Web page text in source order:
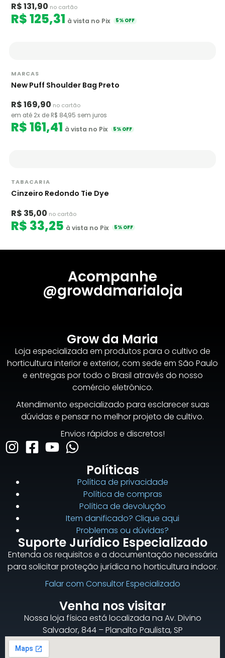
R$ 131,90 no cartão
R$ 125,31 à vista no Pix 5% OFF
MARCAS
New Puff Shoulder Bag Preto
R$ 169,90 no cartão
em até 2x de R$ 84,95 sem juros
R$ 161,41 à vista no Pix 5% OFF
TABACARIA
Cinzeiro Redondo Tie Dye
R$ 35,00 no cartão
R$ 33,25 à vista no Pix 5% OFF
Acompanhe
@growdamarialoja
Grow da Maria
Loja especializada em produtos para o cultivo de
horticultura interior e exterior, com sede em São Paulo
e entregas por todo o Brasil através do nosso
comércio eletrônico.
Atendimento especializado para esclarecer suas
dúvidas e pensar no melhor projeto de cultivo.
Envios rápidos e discretos!
Políticas
Política de privacidade
Política de compras
Política de devolução
Item danificado? Clique aqui
Problemas ou dúvidas?
Suporte Jurídico Especializado
Entenda os requisitos e a documentação necessária
para solicitar proteção jurídica no horticultura indoor.
Falar com Consultor Especializado
Venha nos visitar
Nossa loja física está localizada na Av. Divino
Salvador, 844 – Planalto Paulista, SP